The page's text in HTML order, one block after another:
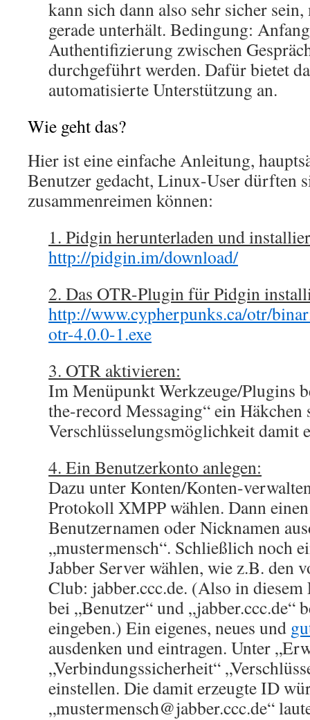
kann sich dann also sehr sicher
gerade unterhält. Bedingung:
Authentifizierung zwischen
durchgeführt werden. Dafür bietet
automatisierte Unterstützung an.
Wie geht das?
Hier ist eine einfache Anleitung,
Benutzer gedacht, Linux-User dürften
zusammenreimen können:
1. Pidgin herunterladen und
http://pidgin.im/download/
2. Das OTR-Plugin für Pidgin
http://www.cypherpunks.ca/otr/
otr-4.0.0-1.exe
3. OTR aktivieren:
Im Menüpunkt Werkzeuge/Plugins
the-record Messaging“ ein Häkchen
Verschlüsselungsmöglichkeit damit
4. Ein Benutzerkonto anlegen:
Dazu unter Konten/Konten-
Protokoll XMPP wählen. Dann
Benutzernamen oder Nicknamen
„mustermensch“. Schließlich noch
Jabber Server wählen, wie z.B. den
Club: jabber.ccc.de. (Also in diesem
bei „Benutzer“ und „jabber.ccc.de“
eingeben.) Ein eigenes, neues und
ausdenken und eintragen. Unter
„Verbindungssicherheit“
einstellen. Die damit erzeugte ID
„mustermensch@jabber.ccc.de“